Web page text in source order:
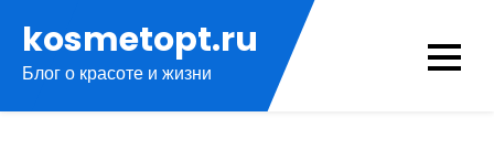
содержимому
kosmetopt.ru
Блог о красоте и жизни